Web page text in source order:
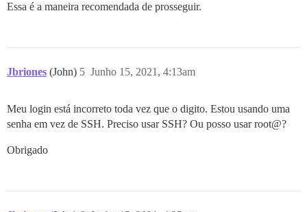
Essa é a maneira recomendada de prosseguir.
Jbriones (John) Junho 15, 2021, 4:13am
5
Meu login está incorreto toda vez que o digito. Estou usando uma
senha em vez de SSH. Preciso usar SSH? Ou posso usar root@?
Obrigado